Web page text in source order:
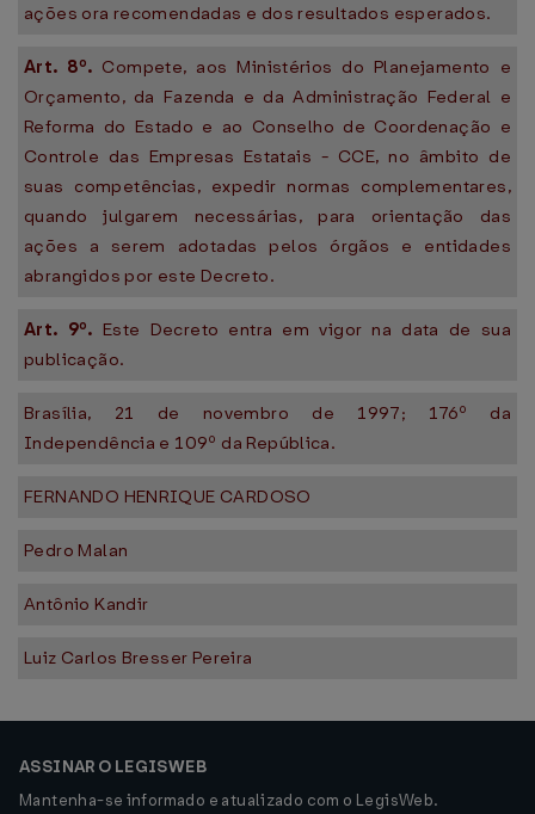
ações ora recomendadas e dos resultados esperados.
Art. 8º. Compete, aos Ministérios do Planejamento e
Orçamento, da Fazenda e da Administração Federal e
Reforma do Estado e ao Conselho de Coordenação e
Controle das Empresas Estatais - CCE, no âmbito de
suas competências, expedir normas complementares,
quando julgarem necessárias, para orientação das
ações a serem adotadas pelos órgãos e entidades
abrangidos por este Decreto.
Art. 9º. Este Decreto entra em vigor na data de sua
publicação.
Brasília, 21 de novembro de 1997; 176º da
Independência e 109º da República.
FERNANDO HENRIQUE CARDOSO
Pedro Malan
Antônio Kandir
Luiz Carlos Bresser Pereira
ASSINAR O LEGISWEB
Mantenha-se informado e atualizado com o LegisWeb.